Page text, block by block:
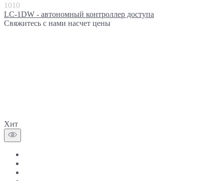
1010
LC-1DW - автономный контроллер доступа
Свяжитесь с нами насчет цены
Хит